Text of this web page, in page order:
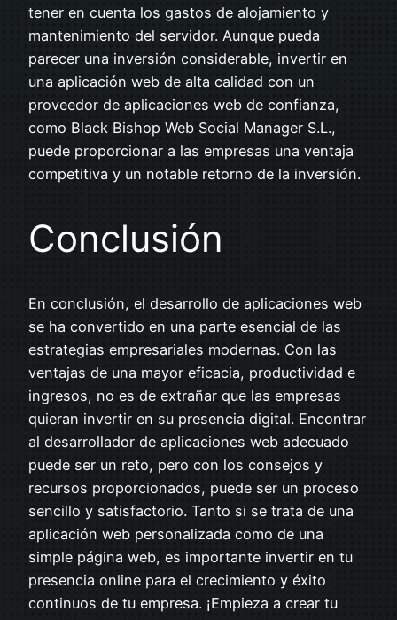
tener en cuenta los gastos de alojamiento y
mantenimiento del servidor. Aunque pueda
parecer una inversión considerable, invertir en
una aplicación web de alta calidad con un
proveedor de aplicaciones web de confianza,
como Black Bishop Web Social Manager S.L.,
puede proporcionar a las empresas una ventaja
competitiva y un notable retorno de la inversión.
Conclusión
En conclusión, el desarrollo de aplicaciones web
se ha convertido en una parte esencial de las
estrategias empresariales modernas. Con las
ventajas de una mayor eficacia, productividad e
ingresos, no es de extrañar que las empresas
quieran invertir en su presencia digital. Encontrar
al desarrollador de aplicaciones web adecuado
puede ser un reto, pero con los consejos y
recursos proporcionados, puede ser un proceso
sencillo y satisfactorio. Tanto si se trata de una
aplicación web personalizada como de una
simple página web, es importante invertir en tu
presencia online para el crecimiento y éxito
continuos de tu empresa. ¡Empieza a crear tu